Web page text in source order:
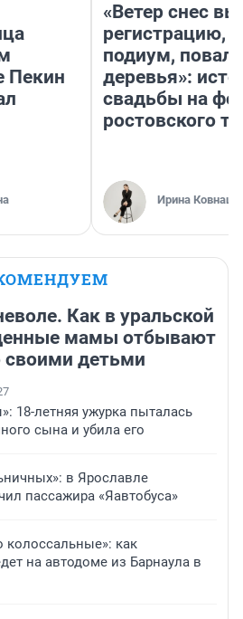
Пекин
«Ветер снес
регистрацию,
подиум,
деревья»:
свадьбы на
ростовского
Ирина
Как в уральской
мамы отбывают
своими детьми
18-летняя ужурка пыталась
сына и убила его
в Ярославле
пассажира «Яавтобуса»
колоссальные»: как
на автодоме из Барнаула в